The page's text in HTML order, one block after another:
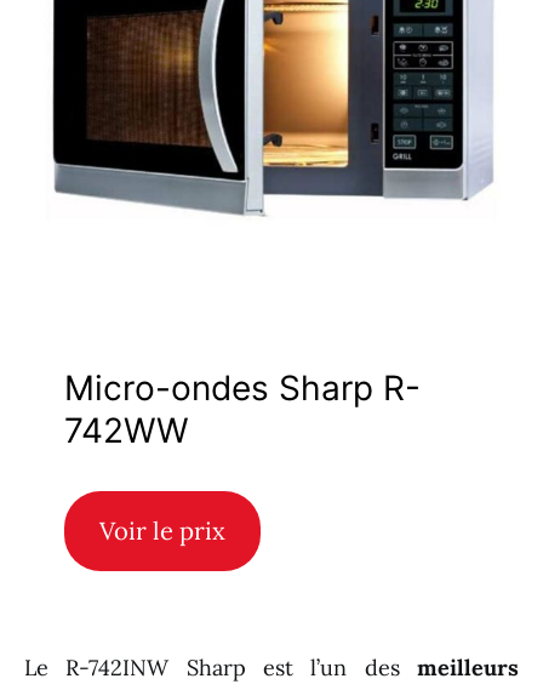
Micro-ondes Sharp R-
742WW
Voir le prix
Le R-742INW Sharp est l’un des meilleurs